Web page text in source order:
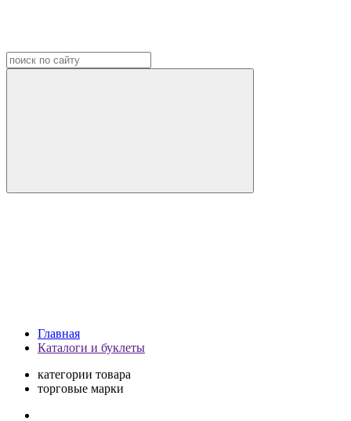
Главная
Каталоги и буклеты
категории товара
торговые марки